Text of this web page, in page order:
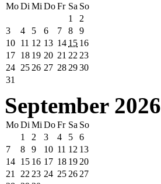
MoDi Mi DoFr Sa So
1
2
3
4 5 6 7 8
9
10 11 12 13 14 15 16
17 18 19 20 21 22 23
24 25 26 27 28 2930
31
September 2026
MoDi Mi DoFr Sa So
1
2 3 4 5
6
7
8 9 10 11 12 13
14 15 16 17 18 19 20
21
22 23 24 25 26 27